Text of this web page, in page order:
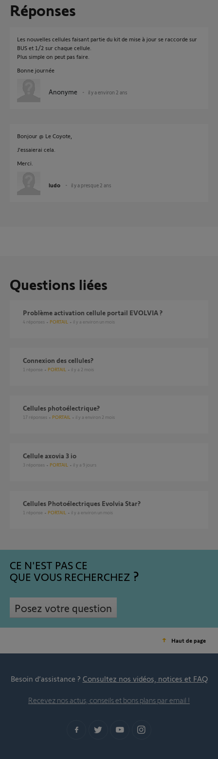
Réponses
Les nouvelles cellules faisant partie du kit de mise à jour se raccorde sur
BUS et 1/2 sur chaque cellule.
Plus simple on peut pas faire.
Bonne journée
Anonyme il y a environ 2 ans
Bonjour @ Le Coyote,
J'essaierai cela.
Merci.
ludo il y a presque 2 ans
Questions liées
Problème activation cellule portail EVOLVIA ?
4 réponses PORTAIL il y a environ un mois
connexion des cellules?
1 réponse PORTAIL il y a 2 mois
cellules photoélectrique?
17 réponses PORTAIL il y a environ 2 mois
cellule axovia 3 io
3 réponses PORTAIL il y a 9 jours
Cellules Photoélectriques Evolvia Star?
1 réponse PORTAIL il y a environ un mois
CE N'EST PAS CE
QUE VOUS RECHERCHEZ
Posez votre question
Haut de page
Besoin d’assistance ? Consultez nos vidéos, notices et FAQ
Recevez nos actus, conseils et bons plans par email !